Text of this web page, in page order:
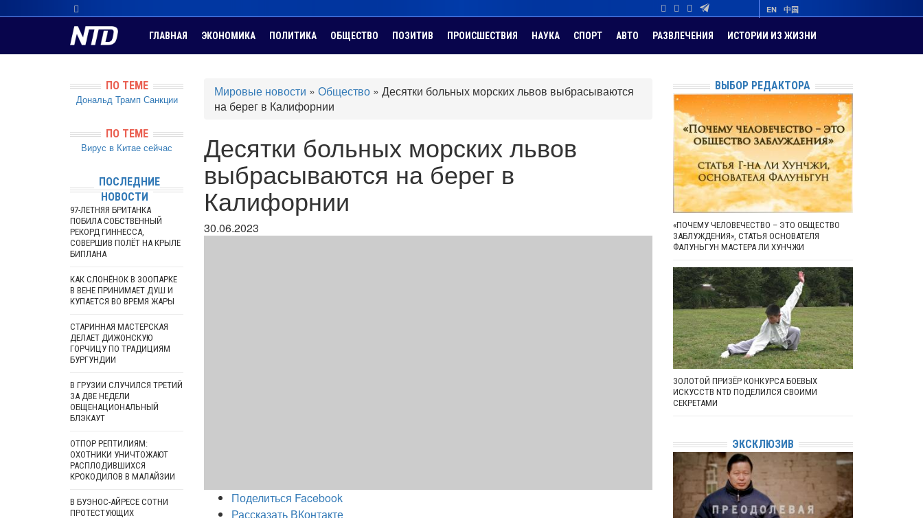
EN 中国
ГЛАВНАЯ ЭКОНОМИКА ПОЛИТИКА ОБЩЕСТВО ПОЗИТИВ ПРОИСШЕСТВИЯ НАУКА СПОРТ АВТО РАЗВЛЕЧЕНИЯ ИСТОРИИ ИЗ ЖИЗНИ
Мировые новости » Общество » Десятки больных морских львов выбрасываются
на берег в Калифорнии
Десятки больных морских львов
выбрасываются на берег в
Калифорнии
30.06.2023
Поделиться Facebook
Рассказать ВКонтакте
ПО ТЕМЕ
Дональд Трамп Санкции
ПО ТЕМЕ
Вирус в Китае сейчас
ПОСЛЕДНИЕ
НОВОСТИ
97-ЛЕТНЯЯ БРИТАНКА
ПОБИЛА СОБСТВЕННЫЙ
РЕКОРД ГИННЕССА,
СОВЕРШИВ ПОЛЁТ НА КРЫЛЕ
БИПЛАНА
КАК СЛОНЁНОК В ЗООПАРКЕ
В ВЕНЕ ПРИНИМАЕТ ДУШ И
КУПАЕТСЯ ВО ВРЕМЯ ЖАРЫ
СТАРИННАЯ МАСТЕРСКАЯ
ДЕЛАЕТ ДИЖОНСКУЮ
ГОРЧИЦУ ПО ТРАДИЦИЯМ
БУРГУНДИИ
В ГРУЗИИ СЛУЧИЛСЯ ТРЕТИЙ
ЗА ДВЕ НЕДЕЛИ
ОБЩЕНАЦИОНАЛЬНЫЙ
БЛЭКАУТ
ОТПОР РЕПТИЛИЯМ:
ОХОТНИКИ УНИЧТОЖАЮТ
РАСПЛОДИВШИХСЯ
КРОКОДИЛОВ В МАЛАЙЗИИ
В БУЭНОС-АЙРЕСЕ СОТНИ
ПРОТЕСТУЮЩИХ
ВЫБОР РЕДАКТОРА
«ПОЧЕМУ ЧЕЛОВЕЧЕСТВО – ЭТО ОБЩЕСТВО
ЗАБЛУЖДЕНИЯ», СТАТЬЯ ОСНОВАТЕЛЯ
ФАЛУНЬГУН МАСТЕРА ЛИ ХУНЧЖИ
ЗОЛОТОЙ ПРИЗЁР КОНКУРСА БОЕВЫХ
ИСКУССТВ NTD ПОДЕЛИЛСЯ СВОИМИ
СЕКРЕТАМИ
ЭКСКЛЮЗИВ